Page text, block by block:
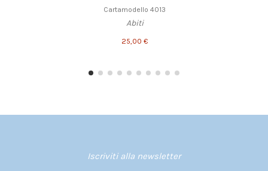
Cartamodello 4013
Abiti
25,00 €
Iscriviti alla newsletter